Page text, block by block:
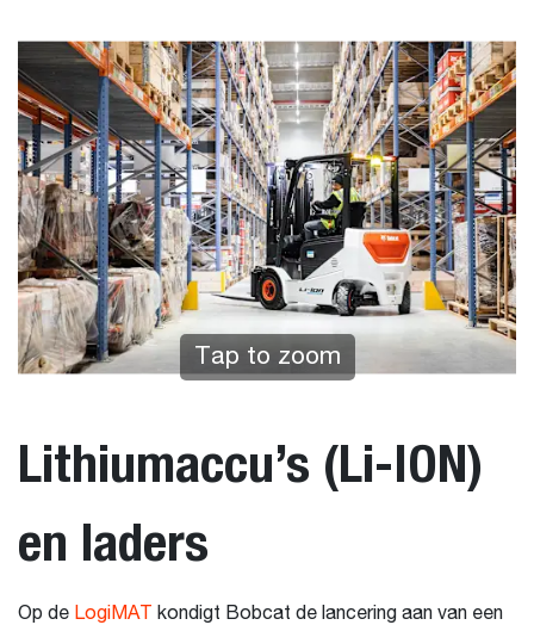
Tap to zoom
Lithiumaccu’s (Li-ION)
en laders
Op de LogiMAT
kondigt Bobcat de lancering aan van een